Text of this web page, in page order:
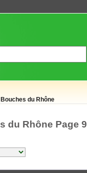
du Rhône
du Rhône Page 9